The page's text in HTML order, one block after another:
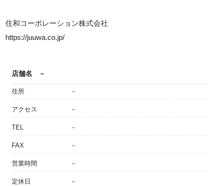
住和コーポレーション株式会社
https://juuwa.co.jp/
店舗名 －
住所 －
アクセス －
TEL －
FAX －
営業時間 －
定休日 －